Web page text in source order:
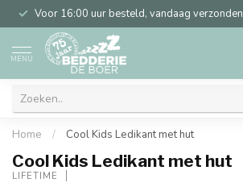
Voor 16:00 uur besteld, vandaag verzonden
MENU
Home / Cool Kids Ledikant met hut
Cool Kids Ledikant met hut
LIFETIME